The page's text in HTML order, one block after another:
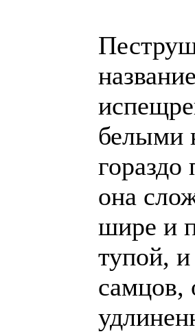
белыми
гораздо
она
шире и
тупой,
самцов,